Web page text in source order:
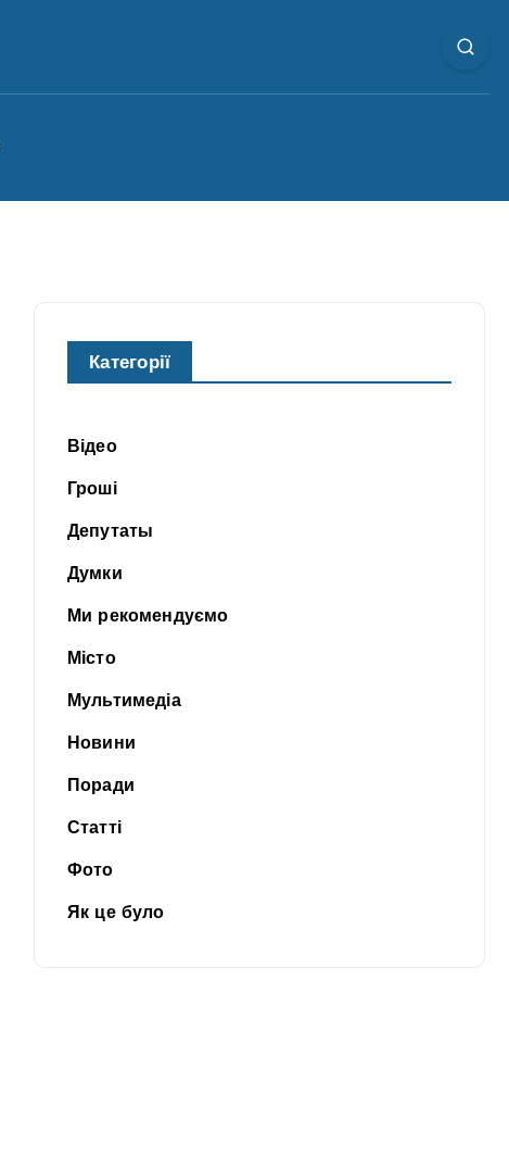
Категорії
Відео
Гроші
Депутаты
Думки
Ми рекомендуємо
Місто
Мультимедіа
Новини
Поради
Статті
Фото
Як це було